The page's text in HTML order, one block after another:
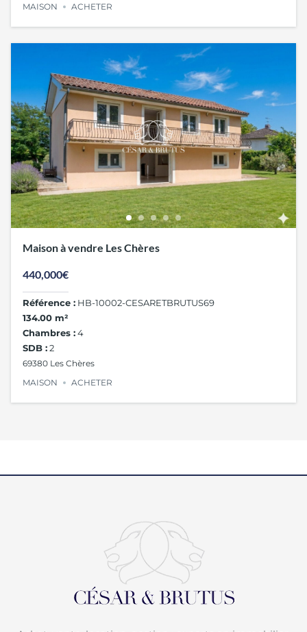
MAISON
ACHETER
Maison à vendre Les Chères
440,000€
Référence :HB-10002-CESARETBRUTUS69
134.00 m²
Chambres :4
SDB :2
69380 Les Chères
MAISON
ACHETER